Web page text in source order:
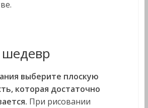
шедевр
выберите плоскую
которая достаточно
При рисовании